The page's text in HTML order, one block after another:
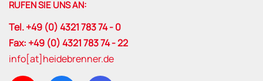
RUFEN SIE UNS AN:
Tel. +49 (0) 4321 783 74 - 0
Fax: +49 (0) 4321 783 74 - 22
info[at]heidebrenner.de